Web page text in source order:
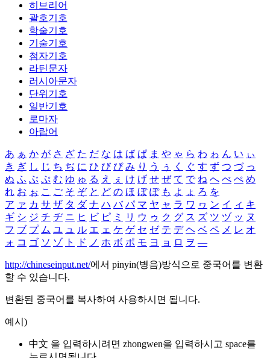
히브리어
괄호기호
학술기호
기술기호
첨자기호
라틴문자
러시아문자
단위기호
일반기호
로마자
아랍어
あ ぁ か が さ ざ た だ な は ば ぱ ま や ゃ ら わ ゎ ん い ぃ
き ぎ し じ ち ぢ に ひ び ぴ み り う ぅ く ぐ す ず つ づ っ
ぬ ふ ぶ ぷ む ゆ ゅ る え ぇ け げ せ ぜ て で ね へ べ ぺ め
れ お ぉ こ ご そ ぞ と ど の ほ ぼ ぽ も よ ょ ろ を
ア ァ カ サ ザ タ ダ ナ ハ バ パ マ ヤ ャ ラ ワ ヮ ン イ ィ キ
ギ シ ジ チ ヂ ニ ヒ ビ ピ ミ リ ウ ゥ ク グ ス ズ ツ ヅ ッ ヌ
フ ブ プ ム ユ ュ ル エ ェ ケ ゲ セ ゼ テ デ ヘ ベ ペ メ レ オ
ォ コ ゴ ソ ゾ ト ド ノ ホ ボ ポ モ ヨ ョ ロ ヲ ―
http://chineseinput.net/에서 pinyin(병음)방식으로 중국어를 변환
할 수 있습니다.
변환된 중국어를 복사하여 사용하시면 됩니다.
예시)
中文 을 입력하시려면 zhongwen을 입력하시고 space를